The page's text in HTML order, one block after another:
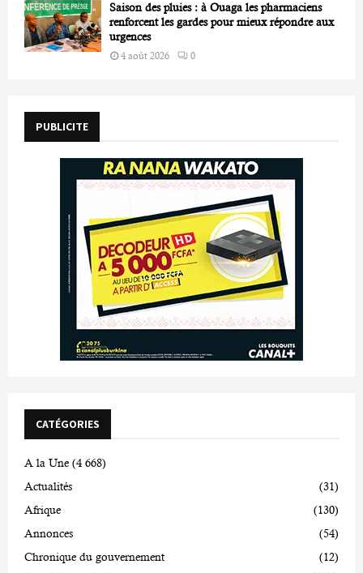
Saison des pluies : à Ouaga les pharmaciens
renforcent les gardes pour mieux répondre aux
urgences
4 août 2026 0
PUBLICITE
CATÉGORIES
A la Une (4 668)
Actualités
(31)
Afrique
(130)
Annonces
(54)
Chronique du gouvernement
(12)